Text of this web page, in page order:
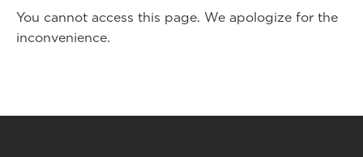
You cannot access this page. We apologize for the
inconvenience.